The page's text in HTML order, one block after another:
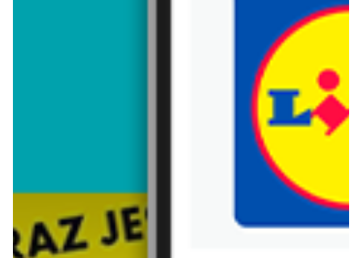
Trafiłeś na nieaktualną gazetkę
Zobacz aktualne gazetki Blix!